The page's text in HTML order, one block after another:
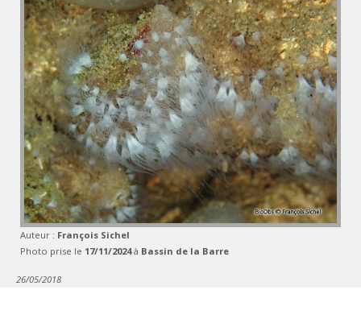
Auteur : François Sichel
Photo prise le 17/11/2024à Bassin de la Barre
26/05/2018